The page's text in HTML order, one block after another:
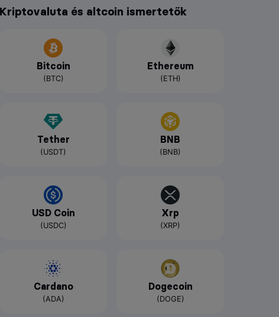
Kriptovaluta és altcoin ismertetők
Bitcoin
(BTC)
Ethereum
(ETH)
Tether
(USDT)
BNB
(BNB)
USD Coin
(USDC)
Xrp
(XRP)
Cardano
(ADA)
Dogecoin
(DOGE)